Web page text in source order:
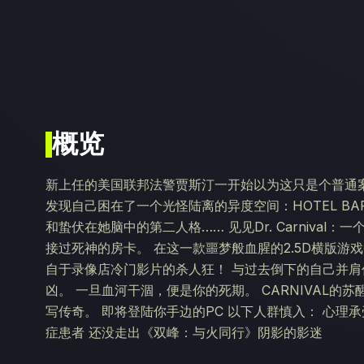
概览
新上任的美国联邦法警贾斯汀一开始以为这只是个普
发现自己困在了一个光怪陆离的异度空间：HOTEL
和蛰伏在她脑中的第二人格…… 见见Dr. Carnival：一
接过死神的房卡。 在这一款噩梦般血腥的2.5D横版游
自于录像店冷门影片的杀人狂！ 与过去倒下的自己并
凶。 一旦血河干涸，便是你的死期。 CARNIVAL的
写传奇。 即将登陆你手边的PC 以下人群慎入： 心理
症患者 还没走出《双峰：与火同行》阴影的影迷